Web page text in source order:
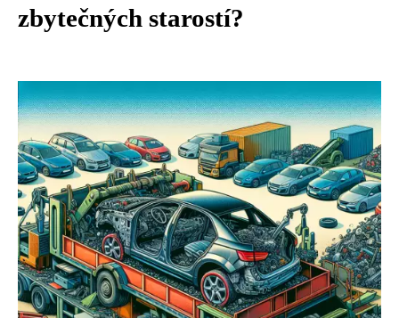
zbytečných starostí?